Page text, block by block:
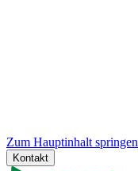
Zum Hauptinhalt springen
Kontakt